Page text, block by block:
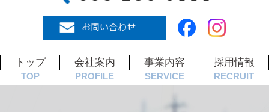
トップ
TOP
会社案内
PROFILE
事業内容
SERVICE
採用情報
RECRUIT